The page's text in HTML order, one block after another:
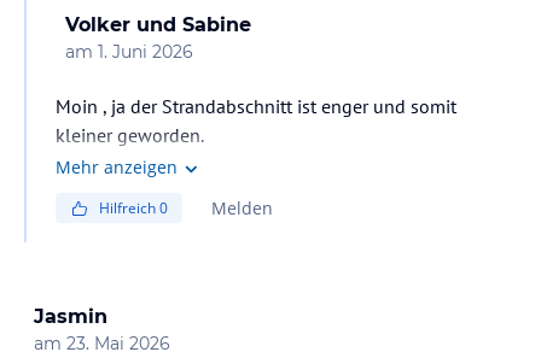
Volker und Sabine
am 1. Juni 2026
Moin , ja der Strandabschnitt ist enger und somit
kleiner geworden.
Die Strandbar ist neu und wirklich schön geworden.
bei unserem Aufenthalt mit nur 1 Person besetzt. Das ist
Mehr anzeigen
Hilfreich0 Melden
Jasmin
am 23. Mai 2026